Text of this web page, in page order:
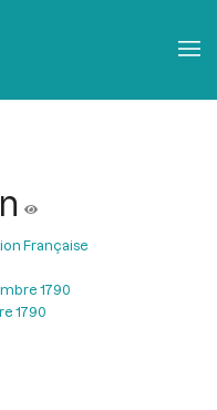
Française
1790
1790